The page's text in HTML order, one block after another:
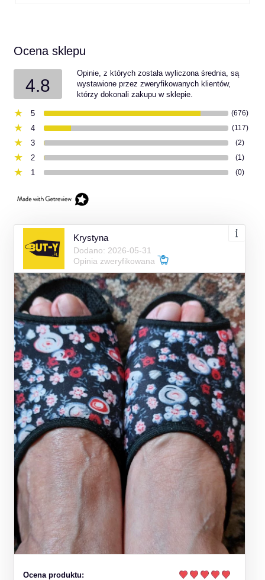
Ocena sklepu
4.8
Opinie, z których została wyliczona średnia, są
wystawione przez zweryfikowanych klientów,
którzy dokonali zakupu w sklepie.
5 (676)
4 (117)
3 (2)
2 (1)
1 (0)
Krystyna
Dodano: 2026-05-31
Opinia zweryfikowana
Ocena produktu: